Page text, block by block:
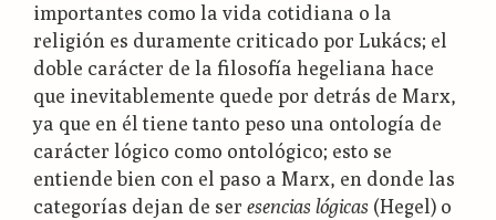
importantes como la vida cotidiana o la
religión es duramente criticado por Lukács; el
doble carácter de la filosofía hegeliana hace
que inevitablemente quede por detrás de Marx,
ya que en él tiene tanto peso una ontología de
carácter lógico como ontológico; esto se
entiende bien con el paso a Marx, en donde las
categorías dejan de seresencias lógicas (Hegel) o